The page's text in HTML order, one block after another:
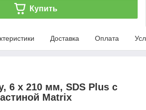
Купить
Доставка Оплата
6 x 210 мм, SDS Plus c
Matrix